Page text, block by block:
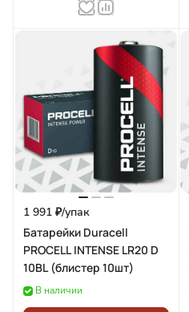
1 991 ₽/упак
Батарейки Duracell
PROCELL INTENSE LR20 D
10BL (блистер 10шт)
В наличии